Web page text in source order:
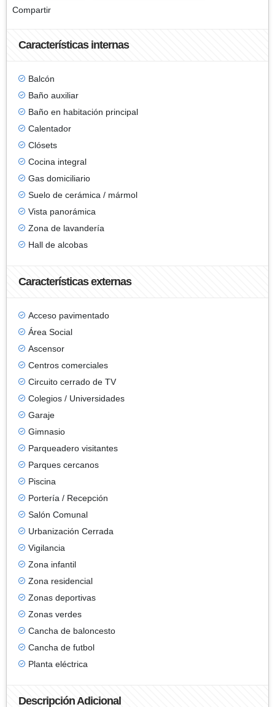
Compartir
Características internas
Balcón
Baño auxiliar
Baño en habitación principal
Calentador
Clósets
Cocina integral
Gas domiciliario
Suelo de cerámica / mármol
Vista panorámica
Zona de lavandería
Hall de alcobas
Características externas
Acceso pavimentado
Área Social
Ascensor
Centros comerciales
Circuito cerrado de TV
Colegios / Universidades
Garaje
Gimnasio
Parqueadero visitantes
Parques cercanos
Piscina
Portería / Recepción
Salón Comunal
Urbanización Cerrada
Vigilancia
Zona infantil
Zona residencial
Zonas deportivas
Zonas verdes
Cancha de baloncesto
Cancha de futbol
Planta eléctrica
Descripción Adicional